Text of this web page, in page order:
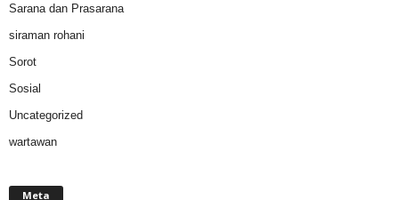
Sarana dan Prasarana
siraman rohani
Sorot
Sosial
Uncategorized
wartawan
Meta